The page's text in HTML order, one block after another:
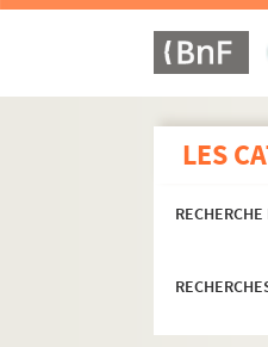
LES